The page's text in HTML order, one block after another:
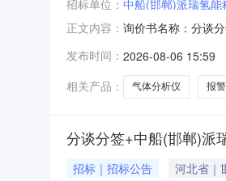
招标单位： 中船(邯郸)派瑞氢能
正文内容： 询价书名称：分谈
分物料报价：否附
发布时间： 2026-08-06 15:59
相关产品：
气体分析仪 报
分谈分签+中船(邯郸)派
招标｜招标公告 河北省｜